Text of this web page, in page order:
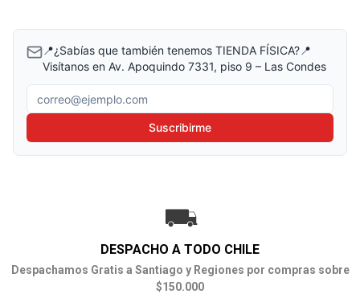
📍¿Sabías que también tenemos TIENDA FÍSICA?📍
Visítanos en Av. Apoquindo 7331, piso 9 – Las Condes
Correo electrónico
Suscribirme
DESPACHO A TODO CHILE
Despachamos Gratis a Santiago y Regiones por compras sobre
$150.000